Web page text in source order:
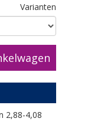
Varianten
2,88-4,08